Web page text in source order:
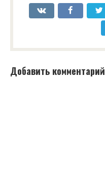
Добавить комментарий